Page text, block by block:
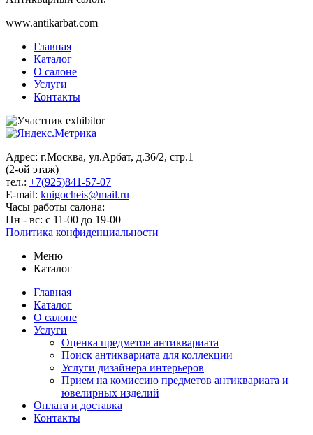
www.antikarbat.com
Главная
Каталог
О салоне
Услуги
Контакты
Адрес: г.Москва, ул.Арбат, д.36/2, стр.1
(2-ой этаж)
тел.: +7(925)841-57-07
E-mail: knigocheis@mail.ru
Часы работы салона:
Пн - вс: с 11-00 до 19-00
Политика конфиденциальности
Меню
Каталог
Главная
Каталог
О салоне
Услуги
Оценка предметов антиквариата
Поиск антиквариата для коллекции
Услуги дизайнера интерьеров
Прием на комиссию предметов антиквариата и
ювелирных изделий
Оплата и доставка
Контакты